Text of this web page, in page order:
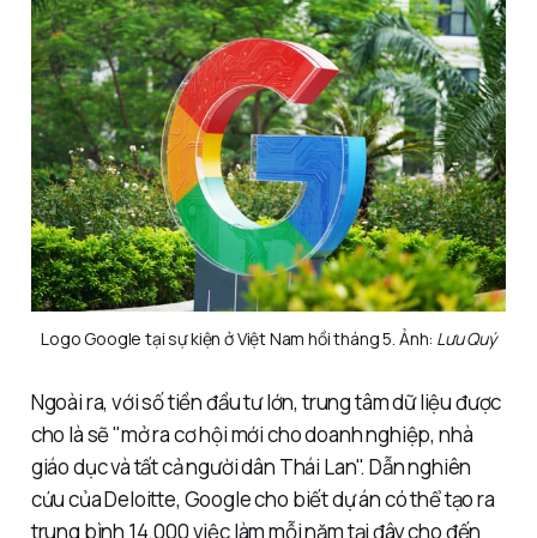
Logo Google tại sự kiện ở Việt Nam hồi tháng 5. Ảnh: Lưu Quý
Ngoài ra, với số tiền đầu tư lớn, trung tâm dữ liệu được
cho là sẽ "mở ra cơ hội mới cho doanh nghiệp, nhà
giáo dục và tất cả người dân Thái Lan". Dẫn nghiên
cứu của Deloitte, Google cho biết dự án có thể tạo ra
trung bình 14.000 việc làm mỗi năm tại đây cho đến